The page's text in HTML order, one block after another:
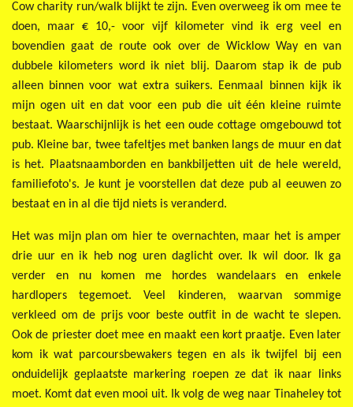
Cow charity run/walk blijkt te zijn. Even overweeg ik om mee te
doen, maar € 10,- voor vijf kilometer vind ik erg veel en
bovendien gaat de route ook over de Wicklow Way en van
dubbele kilometers word ik niet blij. Daarom stap ik de pub
alleen binnen voor wat extra suikers. Eenmaal binnen kijk ik
mijn ogen uit en dat voor een pub die uit één kleine ruimte
bestaat. Waarschijnlijk is het een oude cottage omgebouwd tot
pub. Kleine bar, twee tafeltjes met banken langs de muur en dat
is het. Plaatsnaamborden en bankbiljetten uit de hele wereld,
familiefoto's. Je kunt je voorstellen dat deze pub al eeuwen zo
bestaat en in al die tijd niets is veranderd.
Het was mijn plan om hier te overnachten, maar het is amper
drie uur en ik heb nog uren daglicht over. Ik wil door. Ik ga
verder en nu komen me hordes wandelaars en enkele
hardlopers tegemoet. Veel kinderen, waarvan sommige
verkleed om de prijs voor beste outfit in de wacht te slepen.
Ook de priester doet mee en maakt een kort praatje. Even later
kom ik wat parcoursbewakers tegen en als ik twijfel bij een
onduidelijk geplaatste markering roepen ze dat ik naar links
moet. Komt dat even mooi uit. Ik volg de weg naar Tinaheley tot